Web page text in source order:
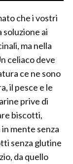
che i vostri
soluzione ai
ma nella
celiaco deve
ce ne sono
il pesce e le
prive di
biscotti,
mente senza
senza glutine
da quello